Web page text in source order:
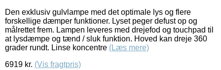
Den exklusiv gulvlampe med det optimale lys og flere
forskellige dæmper funktioner. Lyset peger defust op og
målrettet frem. Lampen leveres med drejefod og touchpad til
at lysdæmpe og tænd / sluk funktion. Hoved kan dreje 360
grader rundt. Linse koncentre (Læs mere)
6919 kr. (Vis fragtpris)